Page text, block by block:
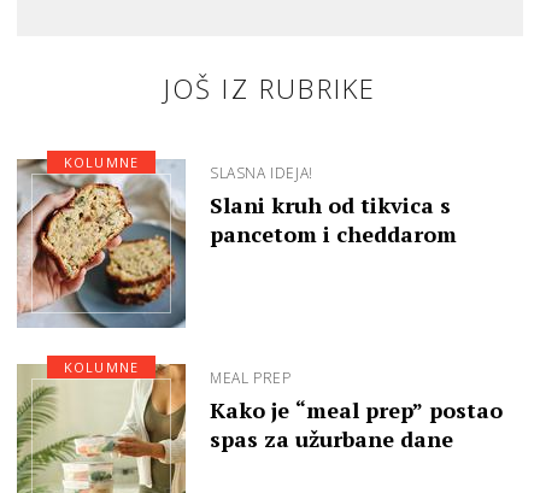
JOŠ IZ RUBRIKE
SLASNA IDEJA!
Slani kruh od tikvica s
pancetom i cheddarom
KOLUMNE
MEAL PREP
Kako je “meal prep” postao
spas za užurbane dane
KOLUMNE